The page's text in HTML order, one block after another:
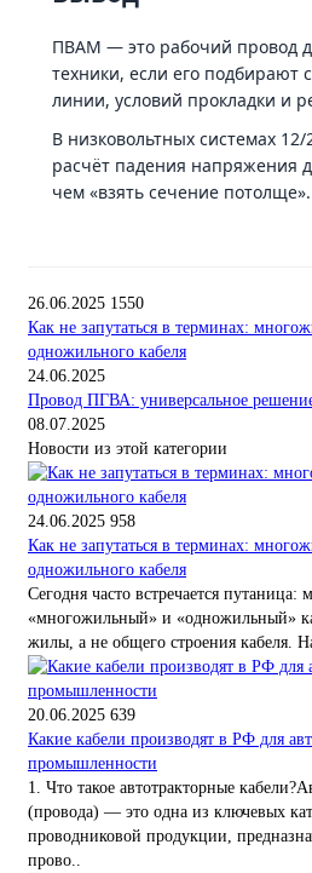
ПВАМ — это рабочий провод
техники, если его подбирают
линии, условий прокладки и
В низковольтных системах
расчёт падения напряжения
чем «взять сечение потолще».
26.06.2025 1550
Как не запутаться в терминах:
одножильного кабеля
24.06.2025
Провод ПГВА: универсальное
08.07.2025
Новости из этой категории
24.06.2025 958
Как не запутаться в терминах:
одножильного кабеля
Сегодня часто встречается путаница:
«многожильный» и «одножильный»
жилы, а не общего строения кабеля.
20.06.2025 639
Какие кабели производят в РФ для
промышленности
1. Что такое автотракторные
(провода) — это одна из ключевых
проводниковой продукции,
прово..